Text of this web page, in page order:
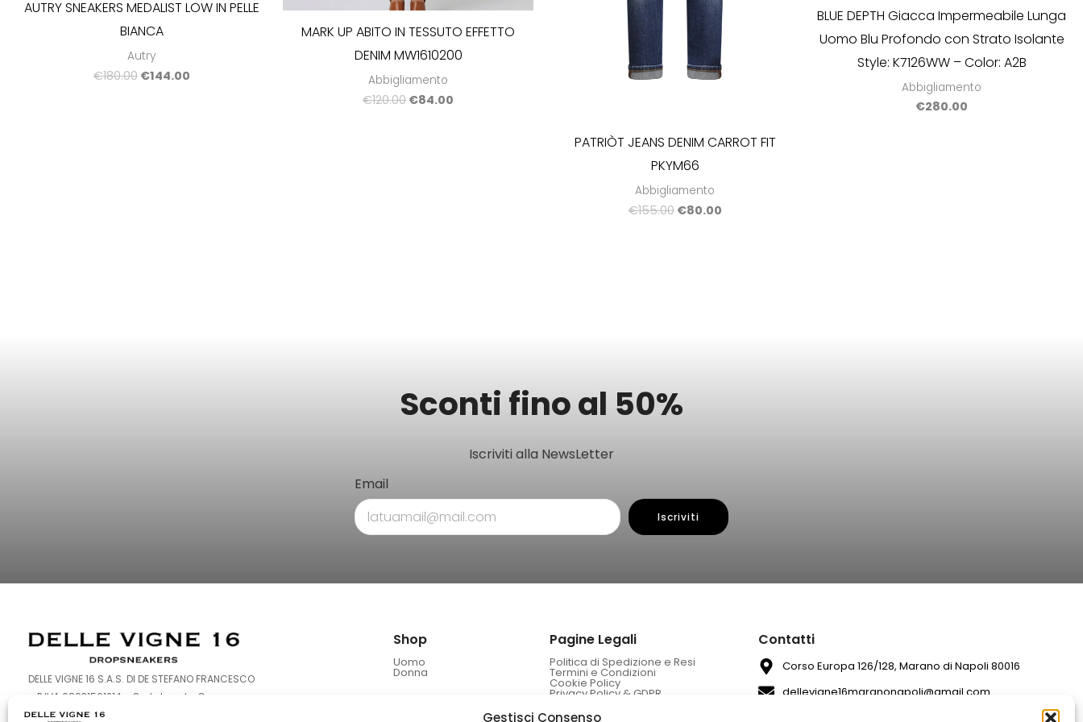
Gestisci Consenso
AUTRY SNEAKERS MEDALIST LOW IN PELLE
BIANCA
Autry
€180.00 €144.00
MARK UP ABITO IN TESSUTO EFFETTO
DENIM MW1610200
Abbigliamento
€120.00 €84.00
PATRIÒT JEANS DENIM CARROT FIT
PKYM66
Abbigliamento
€155.00 €80.00
BLUE DEPTH Giacca Impermeabile Lunga
Uomo Blu Profondo con Strato Isolante
Style: K7126WW – Color: A2B
Abbigliamento
€280.00
Sconti fino al 50%
Iscriviti alla NewsLetter
Email
Iscriviti
DELLE VIGNE 16 S.A.S. DI DE STEFANO FRANCESCO
– P.IVA 08931561214 – Sede Legale: Corso
Europa 126-128 – 80016 Marano di Napoli (NA)
Shop
Uomo
Donna
Pagine Legali
Politica di Spedizione e Resi
Termini e Condizioni
Cookie Policy
Privacy Policy & GDPR
Contatti
Corso Europa 126/128, Marano di Napoli 80016
dellevigne16maranonapoli@gmail.com